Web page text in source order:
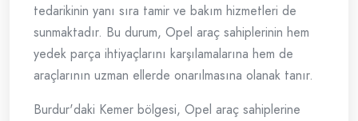
tedarikinin yanı sıra tamir ve bakım hizmetleri de
sunmaktadır. Bu durum, Opel araç sahiplerinin hem
yedek parça ihtiyaçlarını karşılamalarına hem de
araçlarının uzman ellerde onarılmasına olanak tanır.
Burdur'daki Kemer bölgesi, Opel araç sahiplerine